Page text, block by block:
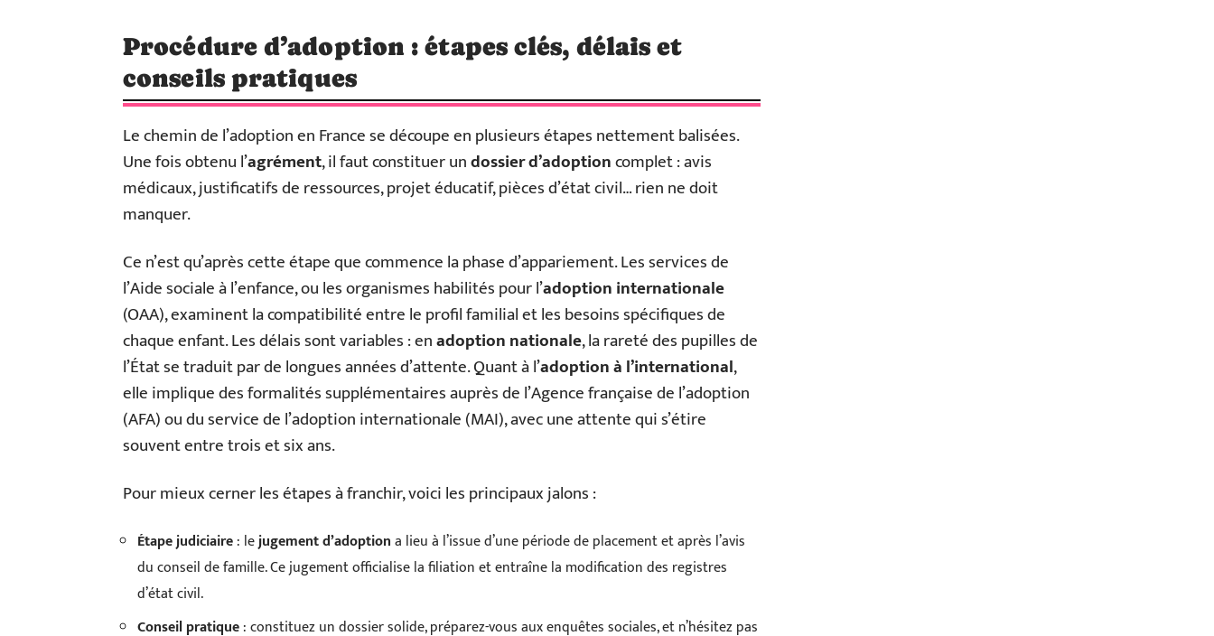
Procédure d’adoption : étapes clés, délais et
conseils pratiques
Le chemin de l’adoption en France se découpe en plusieurs étapes nettement balisées.
Une fois obtenu l’agrément, il faut constituer undossier d’adoptioncomplet : avis
médicaux, justificatifs de ressources, projet éducatif, pièces d’état civil… rien ne doit
manquer.
Ce n’est qu’après cette étape que commence la phase d’appariement. Les services de
l’Aide sociale à l’enfance, ou les organismes habilités pour l’adoption internationale
(OAA), examinent la compatibilité entre le profil familial et les besoins spécifiques de
chaque enfant. Les délais sont variables : enadoption nationale, la rareté des pupilles de
l’État se traduit par de longues années d’attente. Quant à l’adoption à l’international,
elle implique des formalités supplémentaires auprès de l’Agence française de l’adoption
(AFA) ou du service de l’adoption internationale (MAI), avec une attente qui s’étire
souvent entre trois et six ans.
Pour mieux cerner les étapes à franchir, voici les principaux jalons :
Étape judiciaire: lejugement d’adoptiona lieu à l’issue d’une période de placement et après l’avis
du conseil de famille. Ce jugement officialise la filiation et entraîne la modification des registres
d’état civil.
Conseil pratique: constituez un dossier solide, préparez-vous aux enquêtes sociales, et n’hésitez pas